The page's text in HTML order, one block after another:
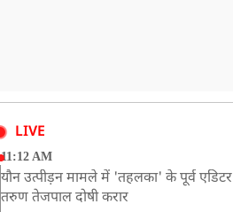
LIVE
11:12 AM
यौन उत्पीड़न मामले में 'तहलका' के पूर्व एडिटर
तरुण तेजपाल दोषी करार